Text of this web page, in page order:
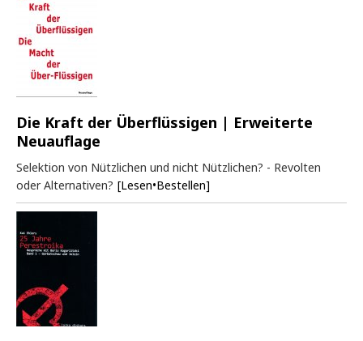
Die Kraft der Überflüssigen | Erweiterte
Neuauflage
Selektion von Nützlichen und nicht Nützlichen? - Revolten
oder Alternativen? [Lesen•Bestellen]